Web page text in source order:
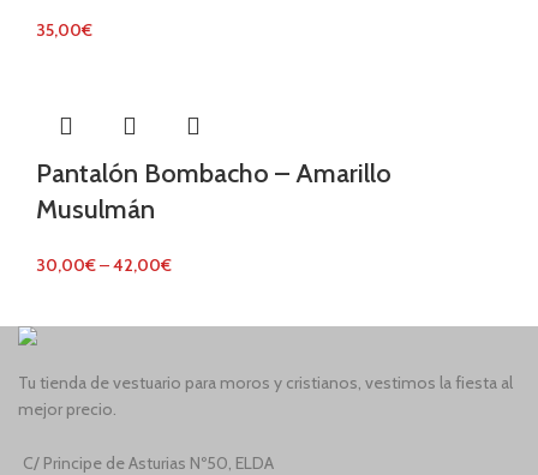
35,00€
Pantalón Bombacho – Amarillo
Musulmán
30,00€–42,00€
Tu tienda de vestuario para moros y cristianos, vestimos la fiesta al
mejor precio.
C/ Principe de Asturias Nº50, ELDA